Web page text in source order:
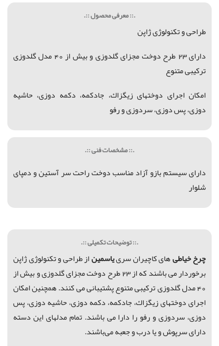
.:: معرفی محصول ::.
طراحی و تکنولوژی ژاپن
دارای 23 طرح دوخت مجزای گلدوزی و بیش از 40 مدل گلدوزی
ترکیبی متنوع
امکان اجرای دوختهای زیگزاك، جادكمه، دكمه دوزی، حاشیه
دوزی، پس دوزی، سردوزی و رفو
.:: مشخصات فنی ::.
دارایسیستم بازو آزاد مناسب دوخت راحت سر آستین و دمپای
شلوار
.:: توضیحات تکمیلی ::.
چرخخیاطیهای کاچیران سرییاسمیناز طراحی و تکنولوژی ژاپن
برخوردار می باشند كه از 23 طرح دوخت مجزای گلدوزی و بیش از
40 مدل گلدوزی ترکیبی متنوع پشتیبانی می کنند. همچنین امکان
اجرای دوختهای زیگزاك، جادكمه، دكمه دوزی، حاشیه دوزی، پس
دوزی، سردوزی و رفو را دارا می باشند. تمام مدلهای این دسته
دارای سرپوش و یا درب و جعبه می‌باشند.